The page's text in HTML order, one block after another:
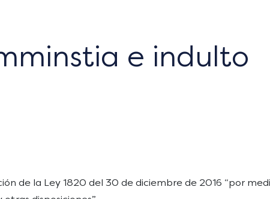
e indulto
de la Ley 1820 del 30 de diciembre de 2016 “por